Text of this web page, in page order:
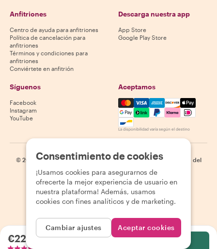
€22.06por persona
Anfitriones
Centro de ayuda para anfitriones
Política de cancelación para
anfitriones
Términos y condiciones para
anfitriones
Conviértete en anfitrión
Descarga nuestra app
App Store
Google Play Store
Síguenos
Facebook
Instagram
YouTube
Aceptamos
Mastercard, Visa, Amex,
La disponibilidad varía según el destino
© 2026 Withlocals.com | Política de privacidad | Cookies
Mapa del
Consentimiento de cookies
¡Usamos cookies para asegurarnos de
ofrecerte la mejor experiencia de usuario en
nuestra plataforma! Además, usamos
cookies con fines analíticos y de marketing.
Cambiar ajustes Aceptar cookies